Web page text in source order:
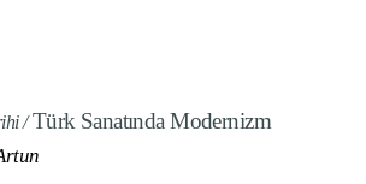
/Türk Sanatında Modernizm